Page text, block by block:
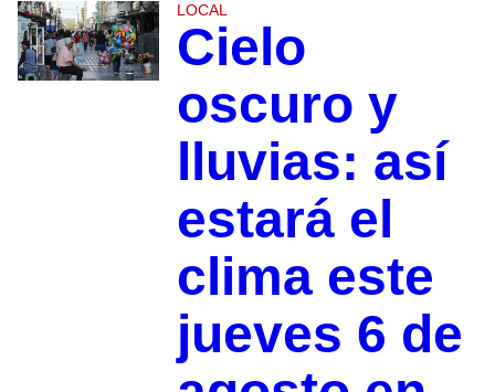
LOCAL
Cielo
oscuro y
lluvias: así
estará el
clima este
jueves 6 de